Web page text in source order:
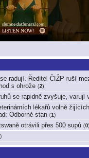
radují. Ředitel ČIŽP ruší
s ohrože (2)
se rapidně zvyšuje, varují
lékařů volně
Odborné stan (1)
otrávili přes 500 supů (0)
)